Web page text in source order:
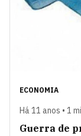
ECONOMIA
Há 11 anos • 1
Guerra de